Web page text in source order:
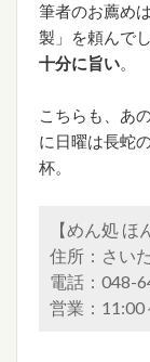
筆者のお薦め
製」を頼んでし
十分に旨い。
こちらも、あ
に日曜は長蛇
杯。
【めん処 ほ
住所：さい
電話：048-
営業：11:00